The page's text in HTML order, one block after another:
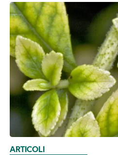
ARTICOLI